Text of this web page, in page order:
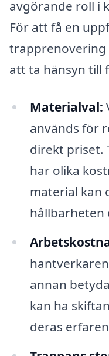
avgörande roll i
För att få en
trapprenovering
att ta hänsyn till
Materialval:
används för
direkt priset.
har olika
material kan
hållbarheten
annan
kan ha
deras